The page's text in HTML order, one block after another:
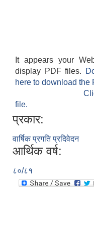
It appears your
display PDF files.
here to download the
file.
प्रकार:
वार्षिक प्रगति प्रदिवेदन
आर्थिक वर्ष:
८०/८१